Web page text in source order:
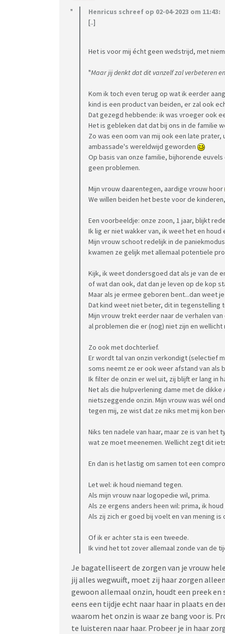
Maar we hebben ook al diverse
mutisme was er ook één van.
handel te waarborgen
Daarnaast: wat heeft "logisch
We zitten bij zo'n figuur omdat dochterlief
Inzake het logisch beredeneren: er was een
fiets. De vraag: wat klopt er niet.
Mijn visie: áls logopedie al iets met
je bijv. eenden (Donald Duck e.a.) die
tapijt rondvliegen etc.
Auto's die praten, zelfstandig rijden, handen
En dan moet een eend op een fiets niet
Of zie ik dat verkeerd??
(mijn vrouw blijft er overigens bij dat
Ik heb zoiets: logopedie helpt geen moer,
ouder...bij het ouder worden wordt de
Logopedie van 1 x p/w een half uur zet m.i.
spelletjes doen. (laatst was ik weer mee
met arm voor de ogen zitten, kwam geen
Logopedist vroeg nog 2 x of ze door wilde
armen over elkaar zitten. 10 minuten niks
week. )
Kortom: wat moet je er nou mee...
logopedie, ja of nee
Zinvol? Zinloos?
/edit: aldus de logopedist is de
Bijzonder, dit gezien ze bij de logopedist
geval niet.
Henricus schreef op 02-04-2023 om 11:43:
[..]
Het is voor mij écht geen wedstrijd, met
"Maar jij denkt dat dit vanzelf zal verbeteren
Kom ik toch even terug op wat ik eerder
kind is een product van beiden, er zal ook
Dat gezegd hebbende: ik was vroeger ook
Het is gebleken dat dat bij ons in de familie
Zo was een oom van mij ook een late
ambassade's wereldwijd geworden
Op basis van onze familie, bijhorende
geen problemen.
Mijn vrouw daarentegen, aardige vrouw hoor
We willen beiden het beste voor de
Een voorbeeldje: onze zoon, 1 jaar, blijkt
Ik lig er niet wakker van, ik weet het en
Mijn vrouw schoot redelijk in de
kwamen ze gelijk met allemaal potentiele
Kijk, ik weet dondersgoed dat als je van de
of wat dan ook, dat dan je leven op de kop
Maar als je ermee geboren bent...dan weet
Dat kind weet niet beter, dit in tegenstelling
Mijn vrouw trekt eerder naar de verhalen
al problemen die er (nog) niet zijn en wellicht
Zo ook met dochterlief.
Er wordt tal van onzin verkondigt (selectief
soms neemt ze er ook weer afstand van als
Ik filter de onzin er wel uit, zij blijft er lang in
Net als die hulpverlening dame met de dikke
nietszeggende onzin. Mijn vrouw was wél
tegen mij, ze wist dat ze niks met mij kon
Niks ten nadele van haar, maar ze is van
wat ze moet meenemen. Wellicht zegt dit
En dan is het lastig om samen tot een
Let wel: ik houd niemand tegen.
Als mijn vrouw naar logopedie wil, prima.
Als ze ergens anders heen wil: prima, ik
Als zij zich er goed bij voelt en van mening is
Of ik er achter sta is een tweede.
Ik vind het tot zover allemaal zonde van de
Je bagatelliseert de zorgen van je vrouw
jij alles wegwuift, moet zij haar zorgen
gewoon allemaal onzin, houdt een preek
eens een tijdje echt naar haar in plaats en
waarom het onzin is waar ze bang voor is.
te luisteren naar haar. Probeer je in haar